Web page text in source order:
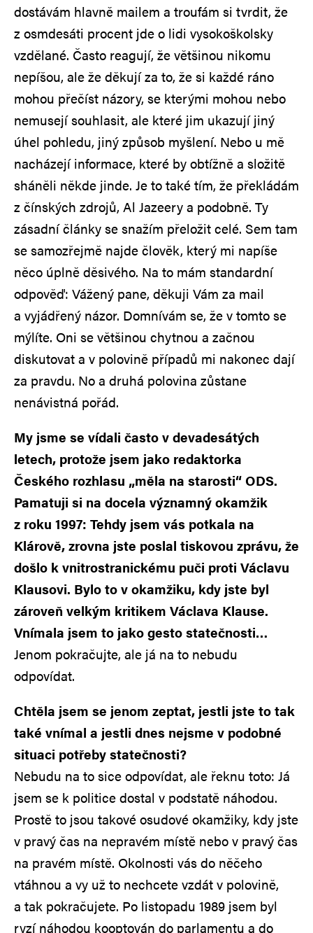
dostávám hlavně mailem a troufám si tvrdit, že
z osmdesáti procent jde o lidi vysokoškolsky
vzdělané. Často reagují, že většinou nikomu
nepíšou, ale že děkují za to, že si každé ráno
mohou přečíst názory, se kterými mohou nebo
nemusejí souhlasit, ale které jim ukazují jiný
úhel pohledu, jiný způsob myšlení. Nebo u mě
nacházejí informace, které by obtížně a složitě
sháněli někde jinde. Je to také tím, že překládám
z čínských zdrojů, Al Jazeery a podobně. Ty
zásadní články se snažím přeložit celé. Sem tam
se samozřejmě najde člověk, který mi napíše
něco úplně děsivého. Na to mám standardní
odpověď: Vážený pane, děkuji Vám za mail
a vyjádřený názor. Domnívám se, že v tomto se
mýlíte. Oni se většinou chytnou a začnou
diskutovat a v polovině případů mi nakonec dají
za pravdu. No a druhá polovina zůstane
nenávistná pořád.
My jsme se vídali často v devadesátých
letech, protože jsem jako redaktorka
Českého rozhlasu „měla na starosti“ ODS.
Pamatuji si na docela významný okamžik
z roku 1997: Tehdy jsem vás potkala na
Klárově, zrovna jste poslal tiskovou zprávu, že
došlo k vnitrostranickému puči proti Václavu
Klausovi. Bylo to v okamžiku, kdy jste byl
zároveň velkým kritikem Václava Klause.
Vnímala jsem to jako gesto statečnosti…
Jenom pokračujte, ale já na to nebudu
odpovídat.
Chtěla jsem se jenom zeptat, jestli jste to tak
také vnímal a jestli dnes nejsme v podobné
situaci potřeby statečnosti?
Nebudu na to sice odpovídat, ale řeknu toto: Já
jsem se k politice dostal v podstatě náhodou.
Prostě to jsou takové osudové okamžiky, kdy jste
v pravý čas na nepravém místě nebo v pravý čas
na pravém místě. Okolnosti vás do něčeho
vtáhnou a vy už to nechcete vzdát v polovině,
a tak pokračujete. Po listopadu 1989 jsem byl
ryzí náhodou kooptován do parlamentu a do